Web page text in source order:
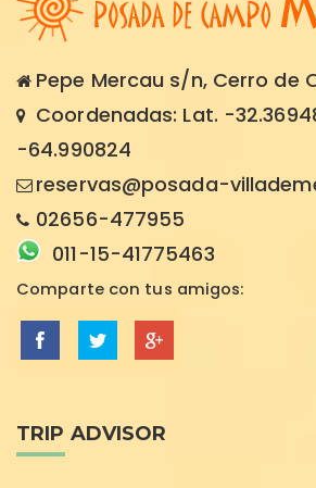
Pepe Mercau s/n, Cerro de
Coordenadas: Lat. -
-64.990824
reservas@posada-
02656-477955
011-15-41775463
Compartecon tus amigos:
TRIP ADVISOR